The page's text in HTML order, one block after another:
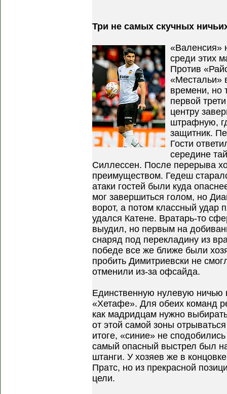
Три не самых скучных
«Валенсия»
среди этих
Против
«Местальи»
времени, но
первой
центру
штрафную,
защитник.
Гости
середине
Силлессен. После перерыва
преимуществом. Гедеш
атаки гостей были куда
мог завершиться голом, но
ворот, а потом классный удар
удался Катене. Вратарь-то
выудил, но первым на
снаряд под перекладину из
победе все же ближе были
пробить Димитриевски не
отменили из-за офсайда.
Единственную нулевую ничью
«Хетафе». Для обеих команд
как мадридцам нужно
от этой самой зоны
итоге, «синие» не
самый опасный выстрел был
штанги. У хозяев же в
Пратс, но из прекрасной
цели.